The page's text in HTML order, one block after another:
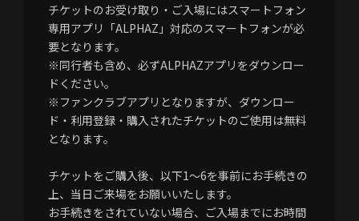
チケットのお受け取り・ご入場にはスマートフォン
専用アプリ「ALPHAZ」対応のスマートフォンが必
要となります。
※同行者も含め、必ずALPHAZアプリをダウンロー
ドください。
※ファンクラブアプリとなりますが、ダウンロー
ド・利用登録・購入されたチケットのご使用は無料
となります。
チケットをご購入後、以下1～6を事前にお手続きの
上、当日ご来場をお願いいたします。
お手続きをされていない場合、ご入場までにお時間